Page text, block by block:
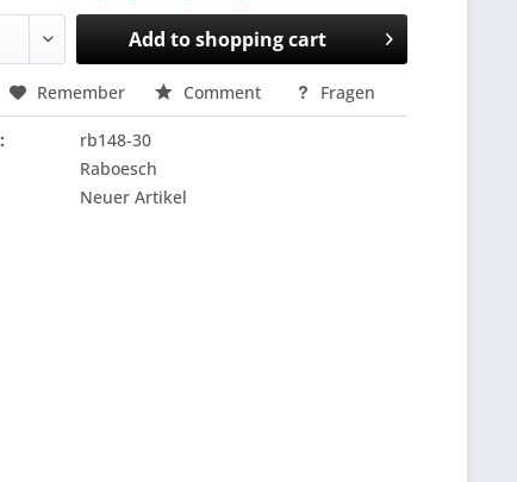
Add toshopping cart
Remember Comment Fragen
rb148-30
Raboesch
Neuer Artikel